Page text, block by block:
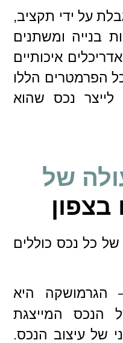
על ידי תקציב,
בנייה ומשתנים
איכותיים
הפרמטרים הללו
נכס שהוא
של
בצפון
של כל נכס כוללים
היא
הנכס המייצגת
של עיצוב הנכס.